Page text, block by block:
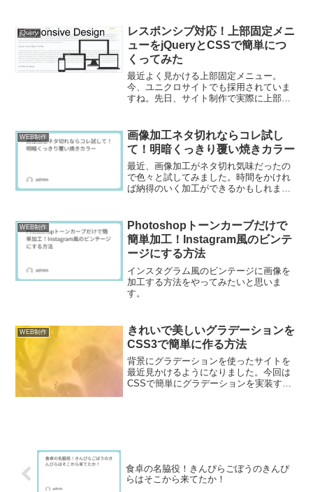
jQuery
レスポンシブ対応！上部固定メニ
ューをjQueryとCSSで簡単につ
くってみた
最近よく見かける上部固定メニュー。
今、ユニクロサイトでも採用されていま
すね。先日、サイト制作で実際に上部固
ました。
WEB制作
画像加工ネタ切れならコレ試し
て！明暗くっきり覆い焼きカラー
最近、画像加工がネタ切れ気味だったの
で色々と試してみました。時間をかけれ
ば納得のいく加工ができるかもしれませ
WEB制作
Photoshopトーンカーブだけで
簡単加工！Instagram風のビンテ
ージにする方法
インスタグラム風のビンテージに画像を
加工する方法をやってみたいと思いま
す。
WEB制作
きれいで美しいグラデーションを
CSS3で簡単に作る方法
背景にグラデーションを使ったサイトを
最近見かけるようになりました。今回は
CSSで簡単にグラデーションを実装する
食卓の名脇役！きんぴらごぼうのきんぴ
らはそこから来てたか！